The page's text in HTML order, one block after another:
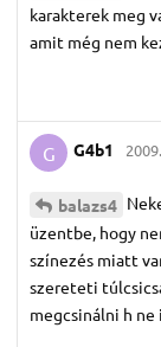
karakterek meg
amit még nem
G G4b1
balazs4
üzentbe, hogy
színezés miatt
szereteti
megcsinálni h